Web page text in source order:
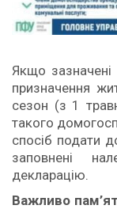
Якщо
призначення
сезон (з 1
такого
спосіб подати
заповнені
декларацію.
Важливо